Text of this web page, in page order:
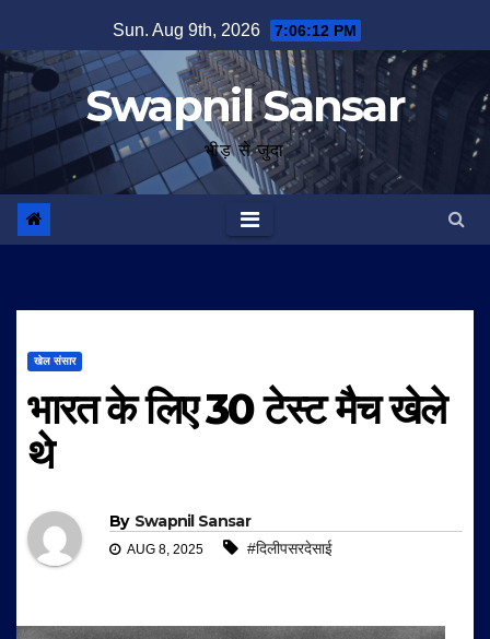
to
content
Sun. Aug 9th, 2026 7:06:13 PM
Swapnil Sansar
भीड़ से जुदा
खेल संसार
भारत के लिए 30 टेस्‍ट मैच खेले
थे
By Swapnil Sansar
AUG 8, 2025 #दिलीपसरदेसाई